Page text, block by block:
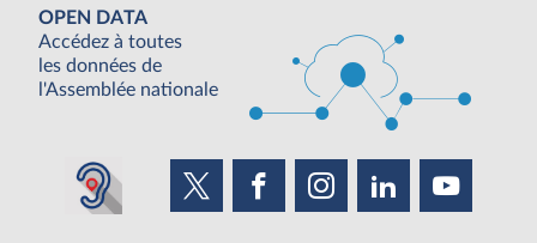
OPEN DATA
Accédez à toutes
les données de
l'Assemblée nationale